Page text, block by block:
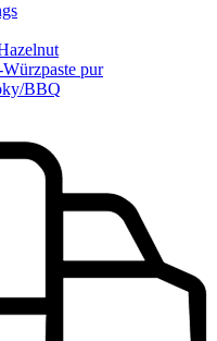
pur
BBQ